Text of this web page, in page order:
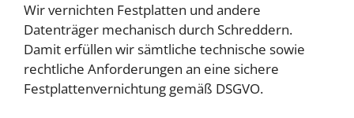
Wir vernichten Festplatten und andere
Datenträger mechanisch durch Schreddern.
Damit erfüllen wir sämtliche technische sowie
rechtliche Anforderungen an eine sichere
Festplattenvernichtung gemäß DSGVO.